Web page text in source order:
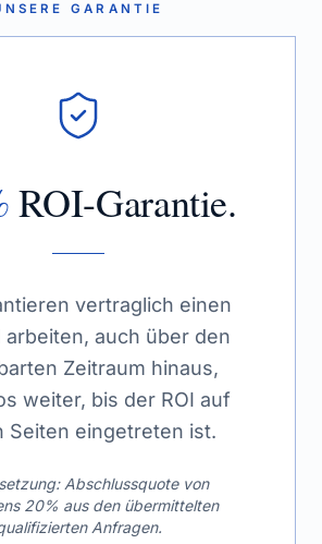
GARANTIE
ROI-Garantie.
vertraglich einen
arbeiten, auch über den
Zeitraum hinaus,
weiter, bis der ROI auf
Seiten eingetreten ist.
Abschlussquote von
20% aus den übermittelten
Anfragen.